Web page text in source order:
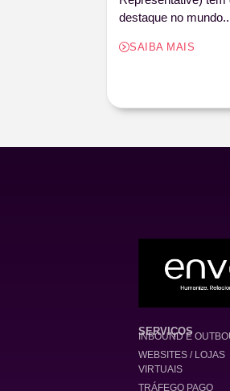
destaque no
SAIBA MAIS
SERVIÇOS
INBOUND E
WEBSITES / LOJAS
VIRTUAIS
TRÁFEGO PAGO